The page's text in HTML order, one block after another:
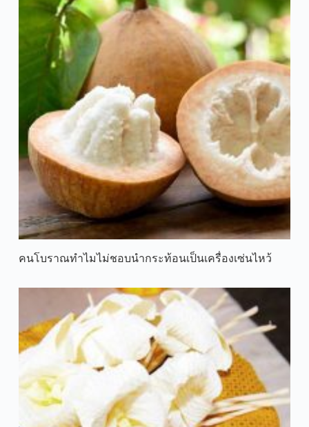
คนโบราณทำไมไม่ชอบนำกระท้อนเป็นเครื่องเซ่นไหว้